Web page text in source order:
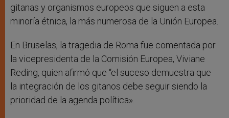
gitanas y organismos europeos que siguen a esta
minoría étnica, la más numerosa de la Unión Europea.
En Bruselas, la tragedia de Roma fue comentada por
la vicepresidenta de la Comisión Europea, Viviane
Reding, quien afirmó que “el suceso demuestra que
la integración de los gitanos debe seguir siendo la
prioridad de la agenda política».